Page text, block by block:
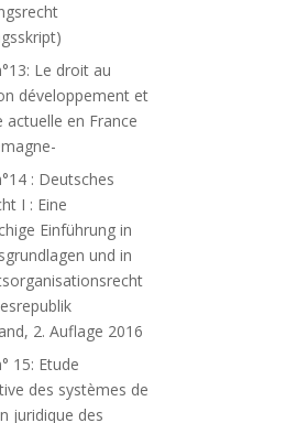
Le droit au
développement et
actuelle en France
: Deutsches
I : Eine
Einführung in
und in
2. Auflage 2016
15: Etude
des systèmes de
juridique des